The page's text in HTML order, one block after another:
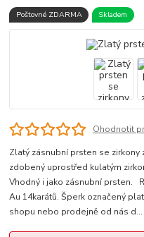
Poštovné ZDARMA Skladem
Ohodnotit
Zlatý zásnubní prsten se
zdobený uprostřed kulatým
Vhodný i jako zásnubní prsten.
Au 14karátů. Šperk označený
shopu nebo prodejně od nás d...